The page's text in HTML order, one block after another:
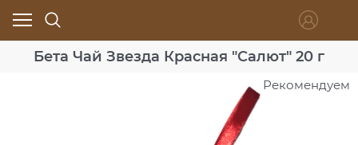
Бета Чай Звезда Красная "Салют" 20 г
Рекомендуем